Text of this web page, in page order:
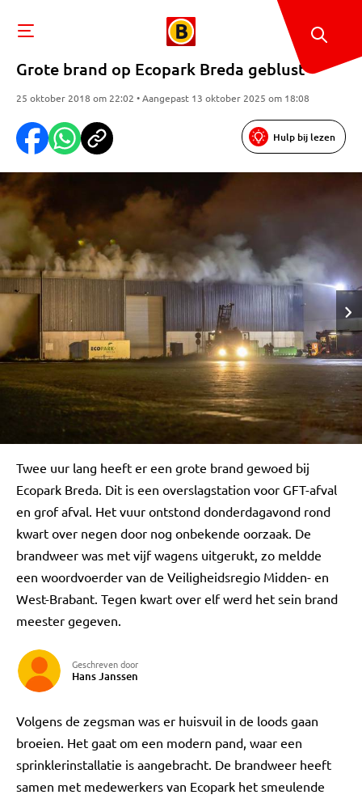
Grote brand op Ecopark Breda geblust
25 oktober 2018 om 22:02 • Aangepast 13 oktober 2025 om 18:08
Hulp bij lezen
Twee uur lang heeft er een grote brand gewoed bij
Ecopark Breda. Dit is een overslagstation voor GFT-afval
en grof afval. Het vuur ontstond donderdagavond rond
kwart over negen door nog onbekende oorzaak. De
brandweer was met vijf wagens uitgerukt, zo meldde
een woordvoerder van de Veiligheidsregio Midden- en
West-Brabant. Tegen kwart over elf werd het sein brand
meester gegeven.
Geschreven door
Hans Janssen
Volgens de zegsman was er huisvuil in de loods gaan
broeien. Het gaat om een modern pand, waar een
sprinklerinstallatie is aangebracht. De brandweer heeft
samen met medewerkers van Ecopark het smeulende